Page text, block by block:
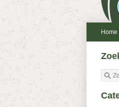
Home